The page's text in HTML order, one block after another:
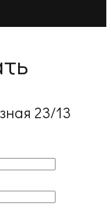
23/13